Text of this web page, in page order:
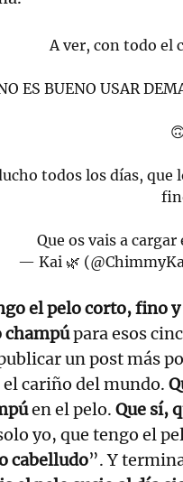
A ver, con todo el
ES BUENO USAR
todos los días, que
Que os vais a
— Kai 🌿
el pelo corto, fino
champúpara esos
un post más
cariño del mundo.
en el pelo. Que sí,
yo, que tengo el
cabelludo”. Y